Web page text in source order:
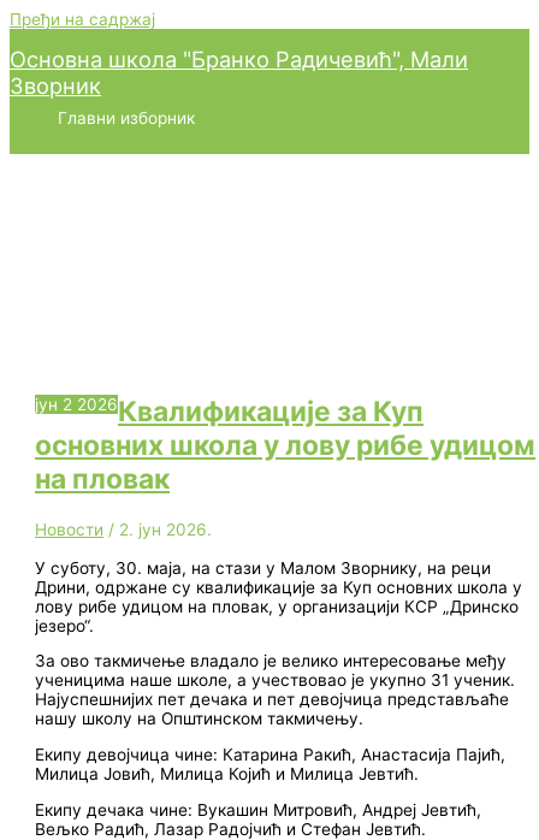
Пређи на садржај
Основна школа "Бранко Радичевић", Мали
Зворник
Главни изборник
јун 2 2026Квалификације за Куп
основних школа у лову рибе удицом
на пловак
Новости / 2. јун 2026.
У суботу, 30. маја, на стази у Малом Зворнику, на реци
Дрини, одржане су квалификације за Куп основних школа у
лову рибе удицом на пловак, у организацији КСР „Дринско
језеро“.
За ово такмичење владало је велико интересовање међу
ученицима наше школе, а учествовао је укупно 31 ученик.
Најуспешнијих пет дечака и пет девојчица представљаће
нашу школу на Општинском такмичењу.
Екипу девојчица чине: Катарина Ракић, Анастасија Пајић,
Милица Јовић, Милица Којић и Милица Јевтић.
Екипу дечака чине: Вукашин Митровић, Андреј Јевтић,
Вељко Радић, Лазар Радојчић и Стефан Јевтић.